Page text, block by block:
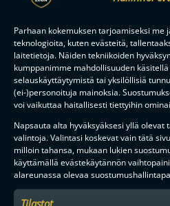
Parhaan kokemuksen tarjoamiseksi me
teknologioita, kuten evästeitä,
laitetietoja. Näiden tekniikoiden
kumppanimme mahdollisuuden
selauskäyttäytymistä tai yksilöllisiä
(ei-)personoituja mainoksia.
voi vaikuttaa haitallisesti tiettyihin
Napsauta alta hyväksyäksesi yllä olevat
valintoja. Valintasi koskevat vain tätä
milloin tahansa, mukaan lukien
käyttämällä evästekäytännön
alareunassa olevaa
Tilastot